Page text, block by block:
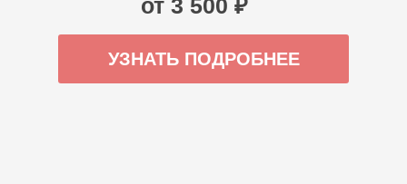
от 3 500 ₽
УЗНАТЬ ПОДРОБНЕЕ